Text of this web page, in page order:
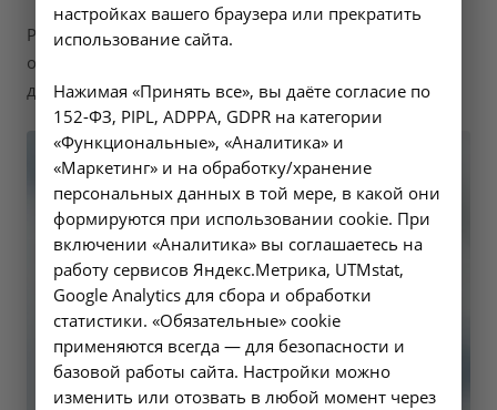
Руководство социальными программами
осуществляют главный врач и заведующие
диализных отделений.
настройках вашего браузера или прекратить
использование сайта.
Нажимая «Принять все», вы даёте согласие по
152-ФЗ, PIPL, ADPPA, GDPR на категории
«Функциональные», «Аналитика» и
«Маркетинг» и на обработку/хранение
персональных данных в той мере, в какой они
формируются при использовании cookie. При
включении «Аналитика» вы соглашаетесь на
работу сервисов Яндекс.Метрика, UTMstat,
Google Analytics для сбора и обработки
статистики. «Обязательные» cookie
применяются всегда — для безопасности и
базовой работы сайта. Настройки можно
изменить или отозвать в любой момент через